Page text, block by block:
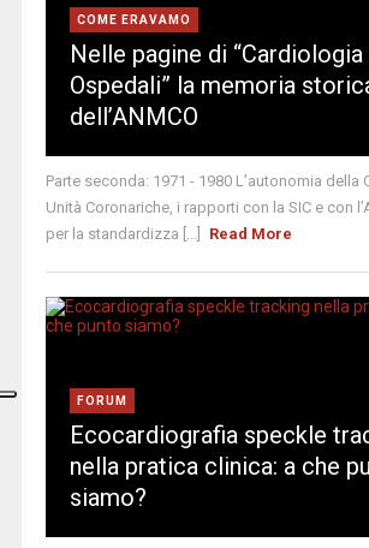
COME ERAVAMO
Nelle pagine di “Cardiologia
Ospedali” la memoria
dell’ANMCO
Parte seconda: 1971 - 1980 L’autonomia della
Unità Coronariche, i rapporti con la SIC e con
per la standardizza [...]
Read More
FORUM
Ecocardiografia speckle
nella pratica clinica: a che
siamo?